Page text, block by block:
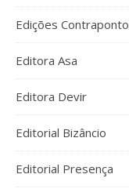
Edições Contraponto
Editora Asa
Editora Devir
Editorial Bizâncio
Editorial Presença